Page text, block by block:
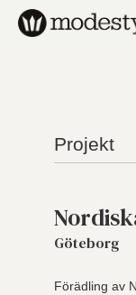
Projekt
Göteborg
Förädling av